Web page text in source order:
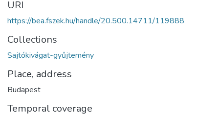
URI
https://bea.fszek.hu/handle/20.500.14711/119888
Collections
Sajtókivágat-gyűjtemény
Place, address
Budapest
Temporal coverage